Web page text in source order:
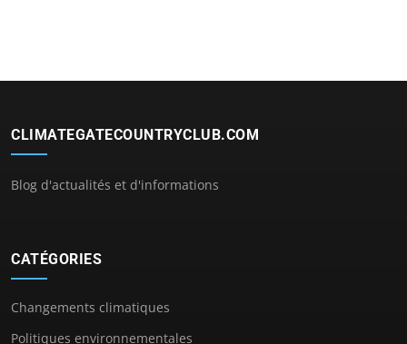
CLIMATEGATECOUNTRYCLUB.COM
Blog d'actualités et d'informations
CATÉGORIES
Changements climatiques
Politiques environnementales